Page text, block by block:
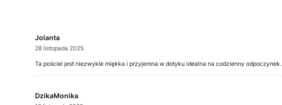
Jolanta
28 listopada 2025
Ta pościel jest niezwykle miękka i przyjemna w dotyku idealna na codzienny odpoczynek.
DzikaMonika